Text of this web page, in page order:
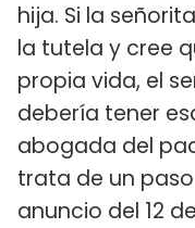
hija. Si la
la tutela y cree
propia vida, el
debería tener
abogada del
trata de un
anuncio del 12